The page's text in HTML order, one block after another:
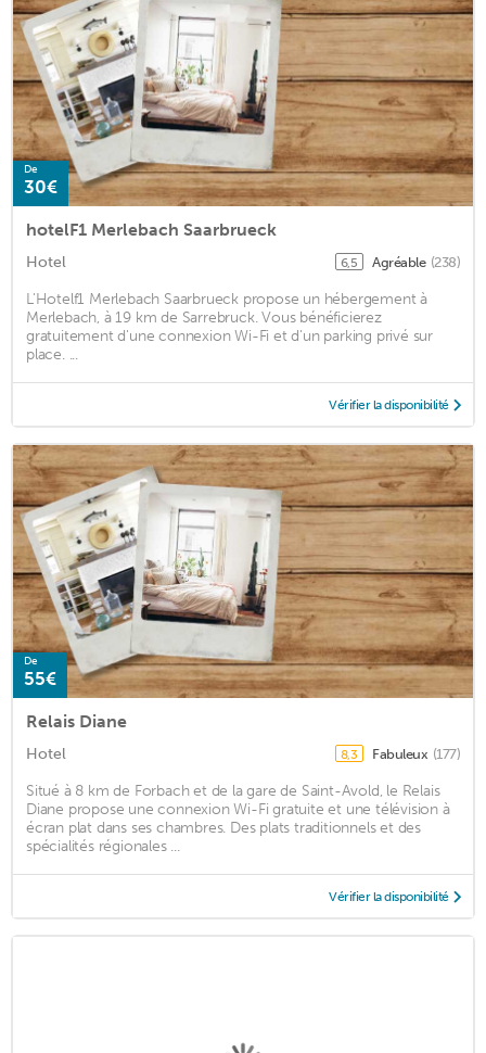
De
30€
hotelF1 Merlebach Saarbrueck
Hotel 6,5 Agréable (238)
L'Hotelf1 Merlebach Saarbrueck propose un hébergement à
Merlebach, à 19 km de Sarrebruck. Vous bénéficierez
gratuitement d'une connexion Wi-Fi et d'un parking privé sur
place. ...
Vérifier la disponibilité
De
55€
Relais Diane
Hotel 8,3 Fabuleux (177)
Situé à 8 km de Forbach et de la gare de Saint-Avold, le Relais
Diane propose une connexion Wi-Fi gratuite et une télévision à
écran plat dans ses chambres. Des plats traditionnels et des
spécialités régionales ...
Vérifier la disponibilité